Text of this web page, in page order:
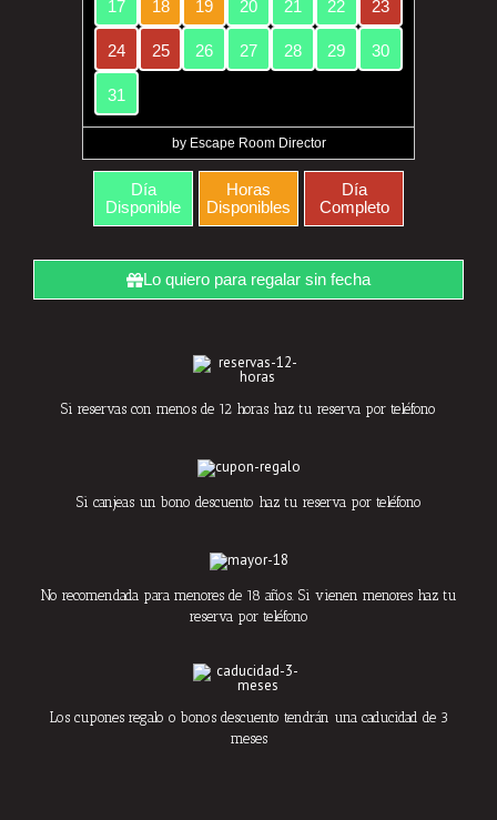
17 18 19 20 21 22 23
24 25 26 27 28 29 30
31
by Escape Room Director
Día
Disponible
Horas
Disponibles
Día
Completo
Lo quiero para regalar sin fecha
Si reservas con menos de 12 horas haz tu reserva por teléfono
Si canjeas un bono descuento haz tu reserva por teléfono
No recomendada para menores de 18 años. Si vienen menores haz tu
reserva por teléfono
Los cupones regalo o bonos descuento tendrán una caducidad de 3
meses